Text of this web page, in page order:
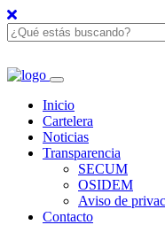
Inicio
Cartelera
Noticias
Transparencia
SECUM
OSIDEM
Aviso de
Contacto